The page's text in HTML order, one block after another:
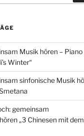
Musik hören – Piano
Winter“
sinfonische Musik
gemeinsam
„3 Chinesen mit dem